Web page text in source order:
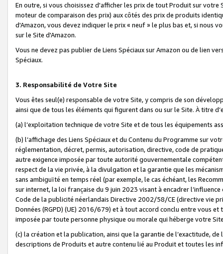
En outre, si vous choisissez d'afficher les prix de tout Produit sur
moteur de comparaison des prix) aux côtés des prix de produits
d'Amazon, vous devez indiquer le prix « neuf » le plus bas et, si nous
sur le Site d'Amazon.
Vous ne devez pas publier de Liens Spéciaux sur Amazon ou de lien
Spéciaux.
3. Responsabilité de Votre Site
Vous êtes seul(e) responsable de votre Site, y compris de son
ainsi que de tous les éléments qui figurent dans ou sur le Site. À titre
(a) l’exploitation technique de votre Site et de tous les équipements
(b) l’affichage des Liens Spéciaux et du Contenu du Programme sur
réglementation, décret, permis, autorisation, directive, code de
autre exigence imposée par toute autorité gouvernementale
respect de la vie privée, à la divulgation et la garantie que les
sans ambiguïté en temps réel (par exemple, le cas échéant, les
sur internet, la loi française du 9 juin 2023 visant à encadrer
Code de la publicité néerlandais Directive 2002/58/CE (directive vie
Données (RGPD) (UE) 2016/679) et à tout accord conclu entre vous
imposée par toute personne physique ou morale qui héberge votre
(c) la création et la publication, ainsi que la garantie de l’exactitude,
descriptions de Produits et autre contenu lié au Produit et toutes les